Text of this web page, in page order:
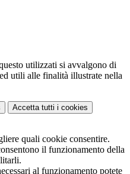
utilizzati si avvalgono di
utili alle finalità illustrate nella
Accetta tutti i cookies
quali cookie consentire.
il funzionamento della
al funzionamento potete